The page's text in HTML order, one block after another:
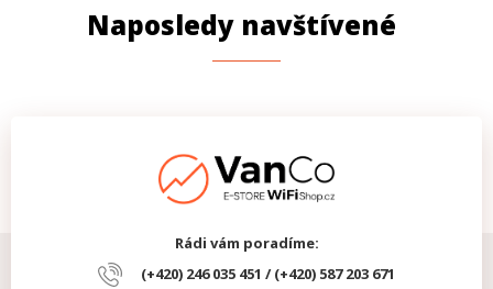
Naposledy navštívené
Rádi vám poradíme:
(+420) 246 035 451 / (+420) 587 203 671